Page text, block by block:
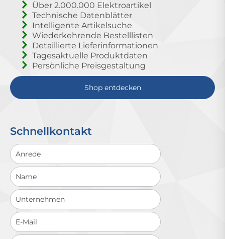
Über 2.000.000 Elektroartikel
Technische Datenblätter
Intelligente Artikelsuche
Wiederkehrende Bestelllisten
Detaillierte Lieferinformationen
Tagesaktuelle Produktdaten
Persönliche Preisgestaltung
Shop entdecken
Schnellkontakt
Schnellkontakt